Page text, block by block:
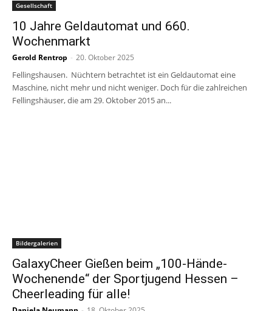
Gesellschaft
10 Jahre Geldautomat und 660.
Wochenmarkt
Gerold Rentrop - 20. Oktober 2025
Fellingshausen. Nüchtern betrachtet ist ein Geldautomat eine
Maschine, nicht mehr und nicht weniger. Doch für die zahlreichen
Fellingshäuser, die am 29. Oktober 2015 an...
Bildergalerien
GalaxyCheer Gießen beim „100-Hände-
Wochenende“ der Sportjugend Hessen –
Cheerleading für alle!